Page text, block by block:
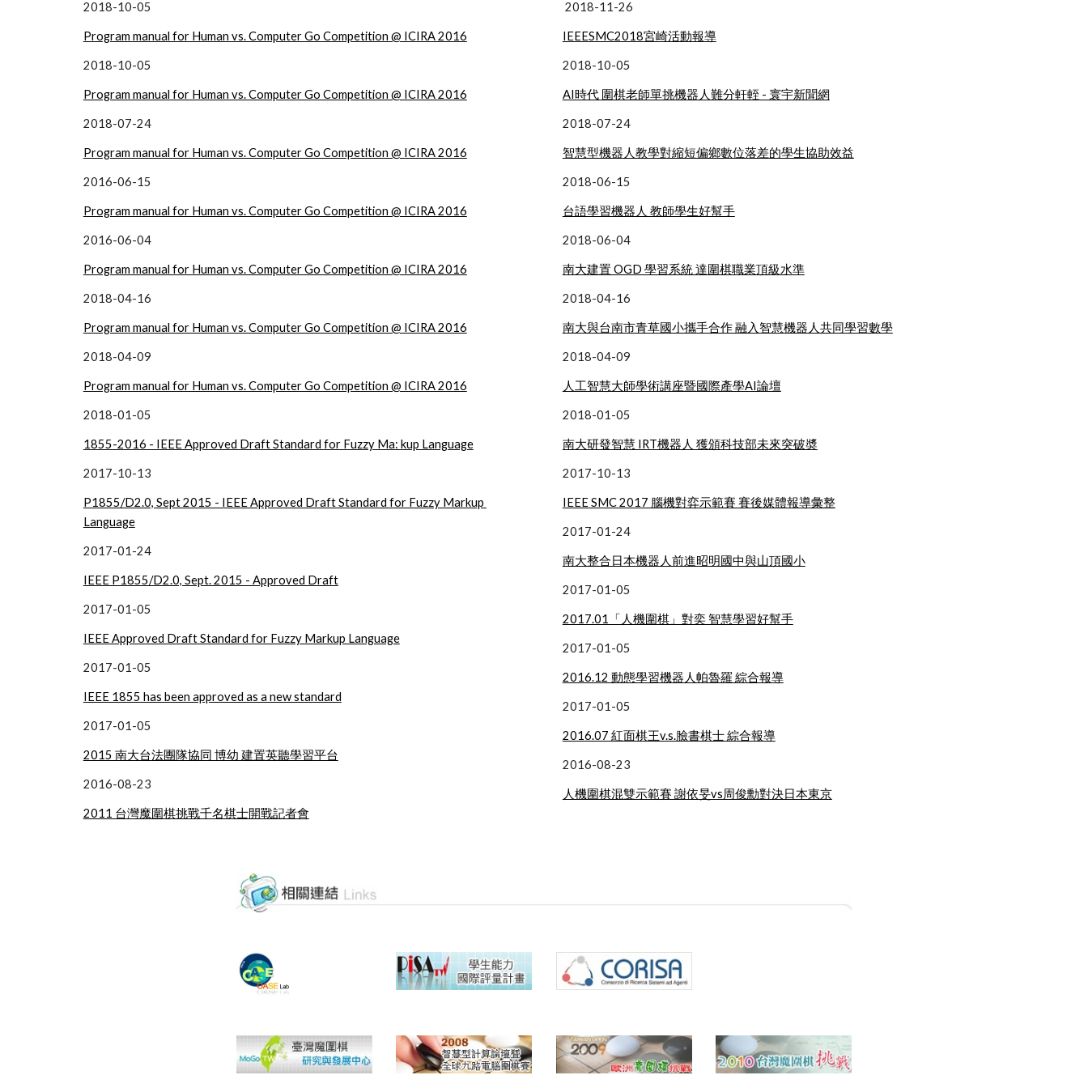
2018-10-05
Program manual for Human vs. Computer Go Competition @ ICIRA 2016
2018-10-05
Program manual for Human vs. Computer Go Competition @ ICIRA 2016
2018-07-24
Program manual for Human vs. Computer Go Competition @ ICIRA 2016
2016-06-15
Program manual for Human vs. Computer Go Competition @ ICIRA 2016
2016-06-04
Program manual for Human vs. Computer Go Competition @ ICIRA 2016
2018-04-16
Program manual for Human vs. Computer Go Competition @ ICIRA 2016
2018-04-09
Program manual for Human vs. Computer Go Competition @ ICIRA 2016
2018-01-05
1855-2016 - IEEE Approved Draft Standard for Fuzzy Ma: kup Language
2017-10-13
P1855/D2.0, Sept 2015 - IEEE Approved Draft Standard for Fuzzy Markup
Language
2017-01-24
IEEE P1855/D2.0, Sept. 2015 - Approved Draft
2017-01-05
IEEE Approved Draft Standard for Fuzzy Markup Language
2017-01-05
IEEE 1855 has been approved as a new standard
2017-01-05
2015 南大台法團隊協同 博幼 建置英聽學習平台
2016-08-23
2011 台灣魔圍棋挑戰千名棋士開戰記者會
2018-11-26
IEEESMC2018宮崎活動報導
2018-10-05
AI時代 圍棋老師單挑機器人難分軒輊 - 寰宇新聞網
2018-07-24
智慧型機器人教學對縮短偏鄉數位落差的學生協助效益
2018-06-15
台語學習機器人 教師學生好幫手
2018-06-04
南大建置 OGD 學習系統 達圍棋職業頂級水準
2018-04-16
南大與台南市青草國小攜手合作 融入智慧機器人共同學習數學
2018-04-09
人工智慧大師學術講座暨國際產學AI論壇
2018-01-05
南大研發智慧 IRT機器人 獲頒科技部未來突破奬
2017-10-13
IEEE SMC 2017 腦機對弈示範賽 賽後媒體報導彙整
2017-01-24
南大整合日本機器人前進昭明國中與山頂國小
2017-01-05
2017.01「人機圍棋」對奕 智慧學習好幫手
2017-01-05
2016.12 動態學習機器人帕魯羅 綜合報導
2017-01-05
2016.07 紅面棋王v.s.臉書棋士 綜合報導
2016-08-23
人機圍棋混雙示範賽 謝依旻vs周俊勳對決日本東京